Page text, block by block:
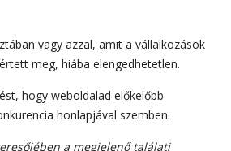
vagy azzal, amit a vállalkozások
meg, hiába elengedhetetlen.
hogy weboldalad előkelőbb
honlapjával szemben.
a megjelenő találati